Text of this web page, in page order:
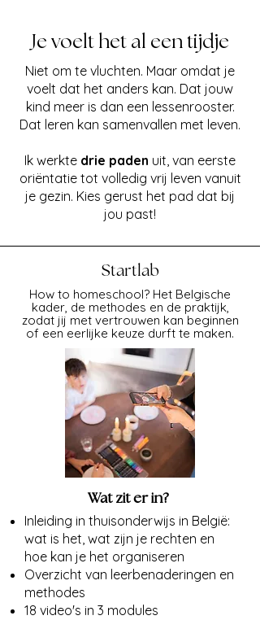
Je voelt het al een tijdje
Niet om te vluchten. Maar omdat je
voelt dat het anders kan. Dat jouw
kind meer is dan een lessenrooster.
Dat leren kan samenvallen met leven.
Ik werkte drie paden uit, van eerste
oriëntatie tot volledig vrij leven vanuit
je gezin. Kies gerust het pad dat bij
jou past!
Startlab
How to homeschool? Het Belgische
kader, de methodes en de praktijk,
zodat jij met vertrouwen kan beginnen
of een eerlijke keuze durft te maken.
Wat zit er in?
Inleiding in thuisonderwijs in België:
wat is het, wat zijn je rechten en
hoe kan je het organiseren
Overzicht van leerbenaderingen en
methodes
18 video's in 3 modules